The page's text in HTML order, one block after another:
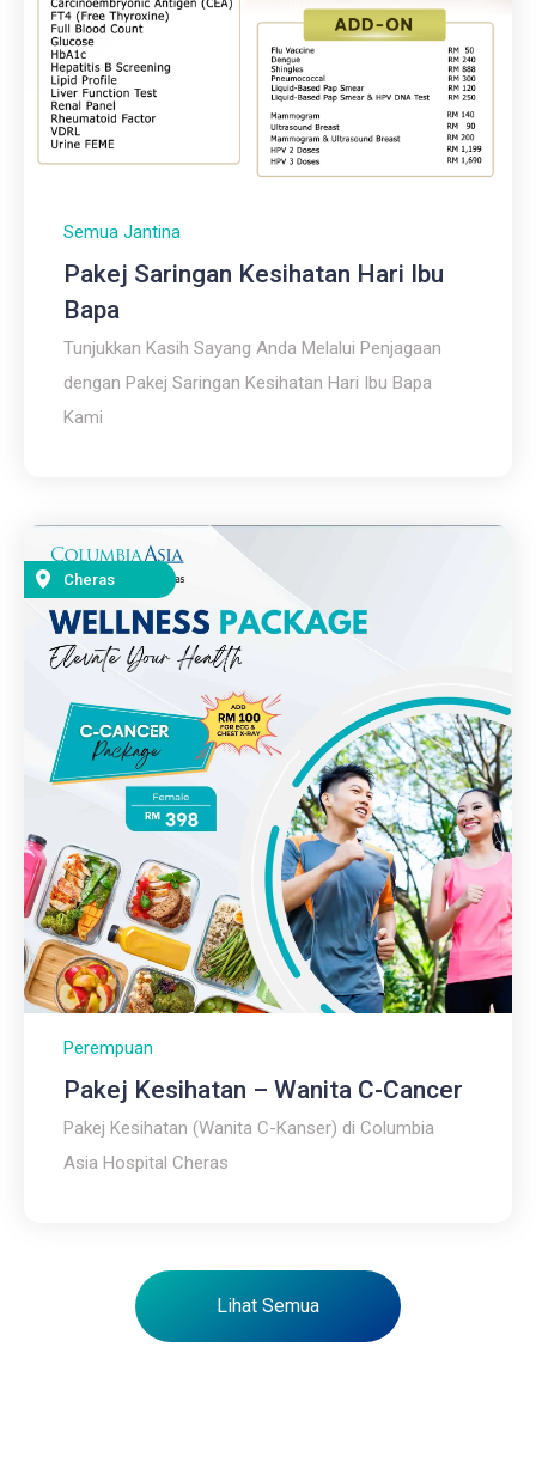
Semua Jantina
Pakej Saringan Kesihatan Hari Ibu
Bapa
Tunjukkan Kasih Sayang Anda Melalui Penjagaan
dengan Pakej Saringan Kesihatan Hari Ibu Bapa
Kami
Cheras
Perempuan
Pakej Kesihatan – Wanita C-Cancer
Pakej Kesihatan (Wanita C-Kanser) di Columbia
Asia Hospital Cheras
Lihat Semua